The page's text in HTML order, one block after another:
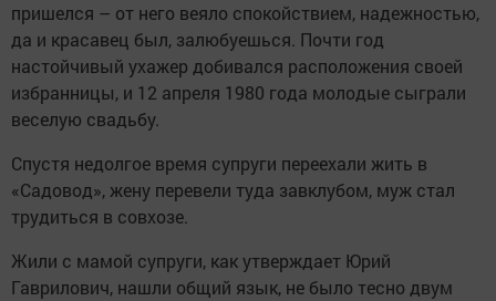
пришелся – от него веяло спокойствием, надежностью,
да и красавец был, залюбуешься. Почти год
настойчивый ухажер добивался расположения ­своей
избранницы, и 12 апреля 1980 года молодые сыграли
веселую свадьбу.
Спустя недолгое время супруги переехали жить в
«Садовод», жену перевели туда ­завклубом, муж стал
трудиться в сов­хозе.
Жили с мамой супруги, как утверждает Юрий
Гаврилович, нашли общий язык, не было тесно двум